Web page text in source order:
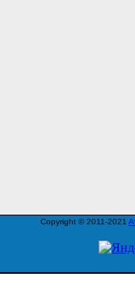
Copyright © 2011-2021